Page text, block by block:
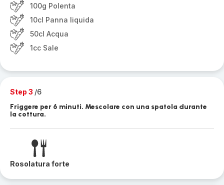
100g Polenta
10cl Panna liquida
50cl Acqua
1cc Sale
Step 3 /6
Friggere per 6 minuti. Mescolare con una spatola durante
la cottura.
Rosolatura forte